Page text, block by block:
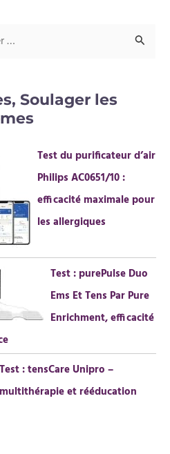
Soulager les
Test du purificateur d’air
Philips AC0651/10 :
efficacité maximale pour
les allergiques
Test : purePulse Duo
Ems Et Tens Par Pure
Enrichment, efficacité
Test : tensCare Unipro –
multithérapie et rééducation